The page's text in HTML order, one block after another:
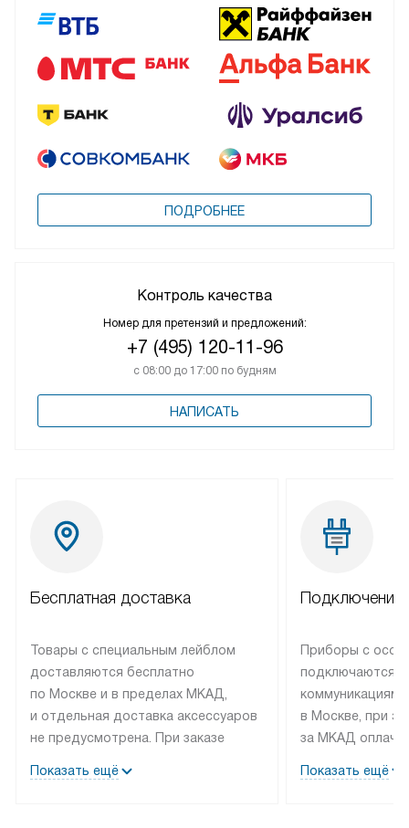
ПОДРОБНЕЕ
Контроль качества
Номер для претензий и предложений:
+7 (495) 120-11-96
с 08:00 до 17:00 по будням
НАПИСАТЬ
Бесплатная доставка
Товары с специальным лейблом
доставляются бесплатно
по Москве и в пределах МКАД,
и отдельная доставка аксессуаров
не предусмотрена. При заказе
рекомендуем обсудить
Показать ещё
Подключение
Приборы с
подключаются к
коммуникациям
в Москве, при
за МКАД
партнера
Показать ещё